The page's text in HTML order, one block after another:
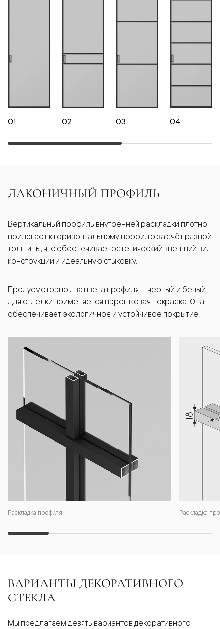
01 02 03 04
ЛАКОНИЧНЫЙ ПРОФИЛЬ
Раскладка профиля Раскладка
Вертикальный профиль внутренней раскладки плотно
прилегает к горизонтальному профилю за счёт разной
толщины, что обеспечивает эстетический внешний вид
конструкции и идеальную стыковку.
Предусмотрено два цвета профиля — черный и белый.
Для отделки применяется порошковая покраска. Она
обеспечивает экологичное и устойчивое покрытие.
ВАРИАНТЫ ДЕКОРАТИВНОГО
СТЕКЛА
Мы предлагаем девять вариантов декоративного